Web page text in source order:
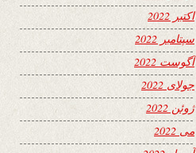
اکتبر 2022
سپتامبر 2022
آگوست 2022
جولای 2022
ژوئن 2022
می 2022